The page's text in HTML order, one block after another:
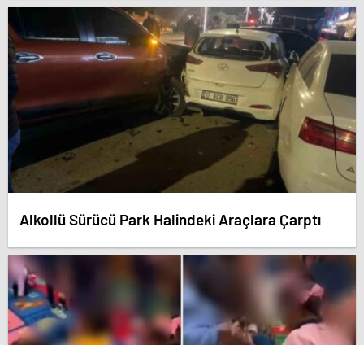
Alkollü Sürücü Park Halindeki Araçlara Çarptı